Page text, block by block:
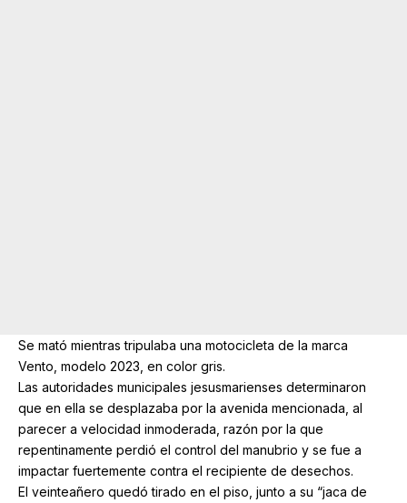
Se mató mientras tripulaba una motocicleta de la marca
Vento, modelo 2023, en color gris.
Las autoridades municipales jesusmarienses determinaron
que en ella se desplazaba por la avenida mencionada, al
parecer a velocidad inmoderada, razón por la que
repentinamente perdió el control del manubrio y se fue a
impactar fuertemente contra el recipiente de desechos.
El veinteañero quedó tirado en el piso, junto a su “jaca de